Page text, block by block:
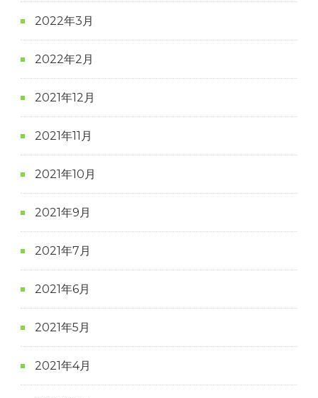
2022年3月
2022年2月
2021年12月
2021年11月
2021年10月
2021年9月
2021年7月
2021年6月
2021年5月
2021年4月